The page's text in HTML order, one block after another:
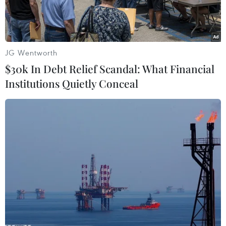
Ảnh chỉ có tính minh họa. (Ảnh: Thế Duyệt/TTXVN)
Hầu hết các sở ngành, doanh nghiệp và đơn vị
sản xuất kinh doanh xăng dầu tại khu vực phía
JG Wentworth
$30k In Debt Relief Scandal: What Financial
Institutions Quietly Conceal